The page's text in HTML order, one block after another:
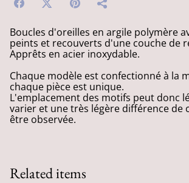
Boucles d'oreilles en argile polymère
peints et recouverts d'une couche de
Apprêts en acier inoxydable.
Chaque modèle est confectionné à la
chaque pièce est unique.
L'emplacement des motifs peut donc
varier et une très légère différence de
être observée.
Related items